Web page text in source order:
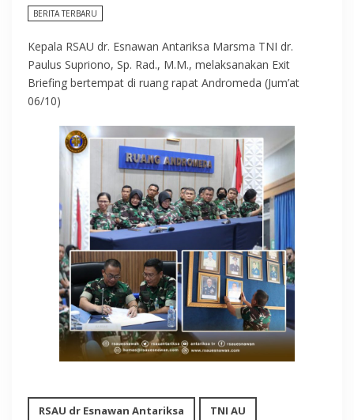
BERITA TERBARU
Kepala RSAU dr. Esnawan Antariksa Marsma TNI dr.
Paulus Supriono, Sp. Rad., M.M., melaksanakan Exit
Briefing bertempat di ruang rapat Andromeda (Jum’at
06/10)
RSAU dr Esnawan Antariksa TNI AU